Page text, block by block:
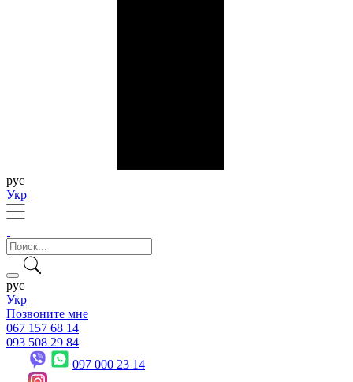
рус
Укр
рус
Укр
Позвоните мне
067 157 68 14
093 508 29 84
097 000 23 14